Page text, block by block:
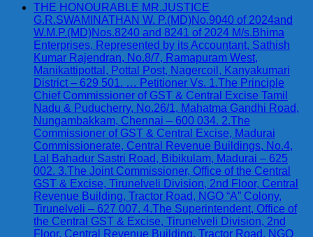
THE HONOURABLE MR.JUSTICE
G.R.SWAMINATHAN W. P.(MD)No.9040 of 2024and
W.M.P.(MD)Nos.8240 and 8241 of 2024 M/s.Bhima
Enterprises, Represented by its Accountant, Sathish
Kumar Rajendran, No.8/7, Ramapuram West,
Manikattipottal, Pottal Post, Nagercoil, Kanyakumari
District – 629 501. … Petitioner Vs. 1.The Principle
Chief Commissioner of GST & Central Excise Tamil
Nadu & Puducherry, No.26/1, Mahatma Gandhi Road,
Nungambakkam, Chennai – 600 034. 2.The
Commissioner of GST & Central Excise, Madurai
Commissionerate, Central Revenue Buildings, No.4,
Lal Bahadur Sastri Road, Bibikulam, Madurai – 625
002. 3.The Joint Commissioner, Office of the Central
GST & Excise, Tirunelveli Division, 2nd Floor, Central
Revenue Building, Tractor Road, NGO “A” Colony,
Tirunelveli – 627 007. 4.The Superintendent, Office of
the Central GST & Excise, Tirunelveli Division, 2nd
Floor, Central Revenue Building, Tractor Road, NGO